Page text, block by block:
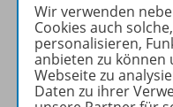
Zugehörige
Wir verwenden
Cookies auch
personalisieren,
anbieten zu können
Webseite zu
Daten zu ihrer